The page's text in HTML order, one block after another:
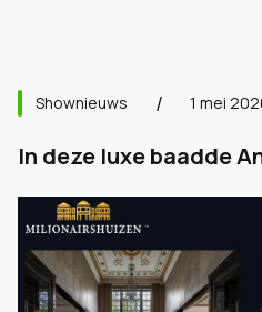
Shownieuws 1 mei
In deze luxe baadde